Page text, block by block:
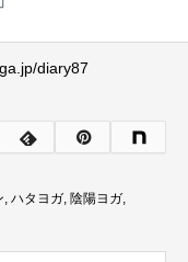
diary87
, ハタヨガ, 陰陽ヨガ,